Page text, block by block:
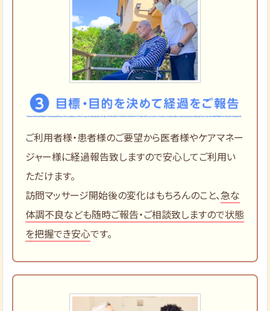
ご利用者様・患者様のご要望から医者様やケアマネー
ジャー様に経過報告致しますので安心してご利用い
ただけます。
訪問マッサージ開始後の変化はもちろんのこと、急な
体調不良なども随時ご報告・ご相談致しますので状態
を把握でき安心です。